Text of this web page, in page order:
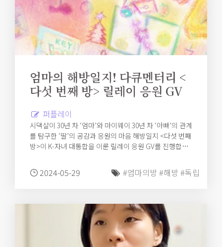
엄마의 해방일지! 다큐멘터리 <
다섯 번째 방> 릴레이 응원 GV
퍼플레이
시댁살이 30년 차 ‘엄마’와 마이웨이 30년 차 ‘아빠’의 관계
를 탐구한 ‘딸’의 공감과 응원의 마음 해방일지 <다섯 번째
방>이 K-자녀 대통합을 이룬 릴레이 응원 GV를 진행합니
2024-05-29 #엄마의방 #해방 #독립